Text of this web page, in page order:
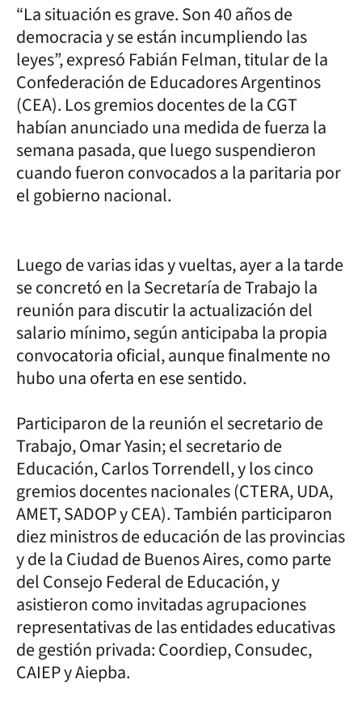
“La situación es grave. Son 40 años de
democracia y se están incumpliendo las
leyes”, expresó Fabián Felman, titular de la
Confederación de Educadores Argentinos
(CEA). Los gremios docentes de la CGT
habían anunciado una medida de fuerza la
semana pasada, que luego suspendieron
cuando fueron convocados a la paritaria por
el gobierno nacional.
Luego de varias idas y vueltas, ayer a la tarde
se concretó en la Secretaría de Trabajo la
reunión para discutir la actualización del
salario mínimo, según anticipaba la propia
convocatoria oficial, aunque finalmente no
hubo una oferta en ese sentido.
Participaron de la reunión el secretario de
Trabajo, Omar Yasin; el secretario de
Educación, Carlos Torrendell, y los cinco
gremios docentes nacionales (CTERA, UDA,
AMET, SADOP y CEA). También participaron
diez ministros de educación de las provincias
y de la Ciudad de Buenos Aires, como parte
del Consejo Federal de Educación, y
asistieron como invitadas agrupaciones
representativas de las entidades educativas
de gestión privada: Coordiep, Consudec,
CAIEP y Aiepba.